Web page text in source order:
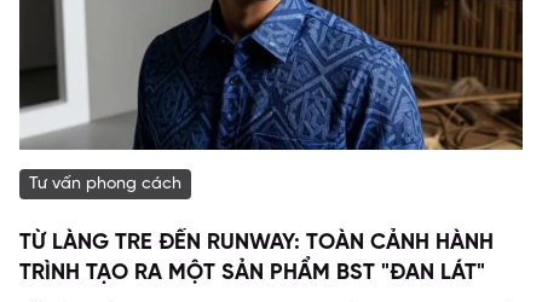
Tư vấn phong cách
TỪ LÀNG TRE ĐẾN RUNWAY: TOÀN CẢNH HÀNH
TRÌNH TẠO RA MỘT SẢN PHẨM BST "ĐAN LÁT"